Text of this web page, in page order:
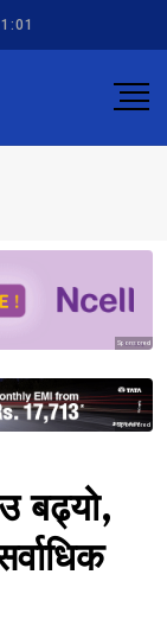
Sponsored
Sponsored
बढ्यो,